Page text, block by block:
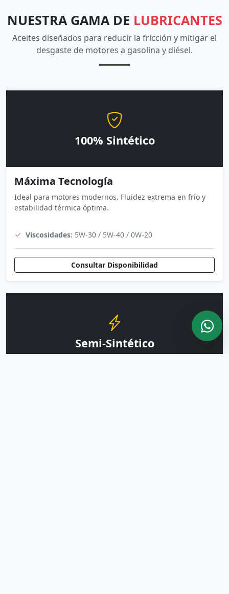
NUESTRA GAMA DE LUBRICANTES
Aceites diseñados para reducir la fricción y mitigar el
desgaste de motores a gasolina y diésel.
100% Sintético
Máxima Tecnología
Ideal para motores modernos. Fluidez extrema en frío y
estabilidad térmica óptima.
Viscosidades: 5W-30 / 5W-40 / 0W-20
Consultar Disponibilidad
Semi-Sintético